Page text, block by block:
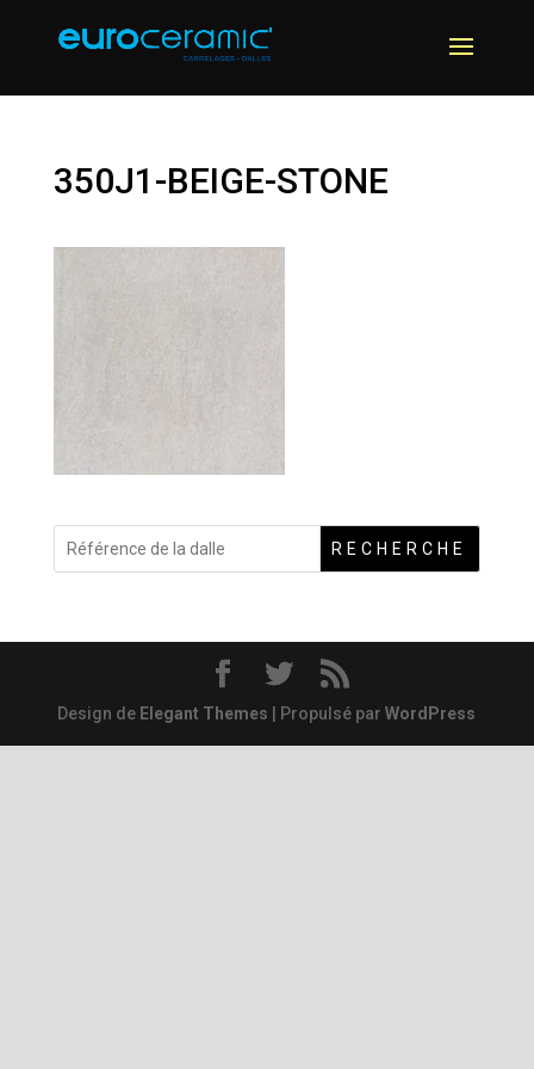
350J1-BEIGE-STONE
RECHERCHE
Design de Elegant Themes | Propulsé parWordPress